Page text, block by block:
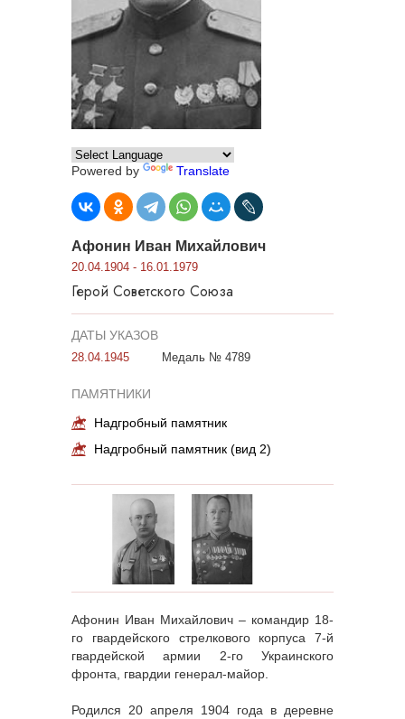
Powered by Translate
Афонин Иван Михайлович
20.04.1904 - 16.01.1979
Герой Советского Союза
ДАТЫ УКАЗОВ
28.04.1945 Медаль № 4789
ПАМЯТНИКИ
Надгробный памятник
Надгробный памятник (вид 2)
Афонин Иван Михайлович – командир 18-
го гвардейского стрелкового корпуса 7-й
гвардейской армии 2-го Украинского
фронта, гвардии генерал-майор.
Родился 20 апреля 1904 года в деревне